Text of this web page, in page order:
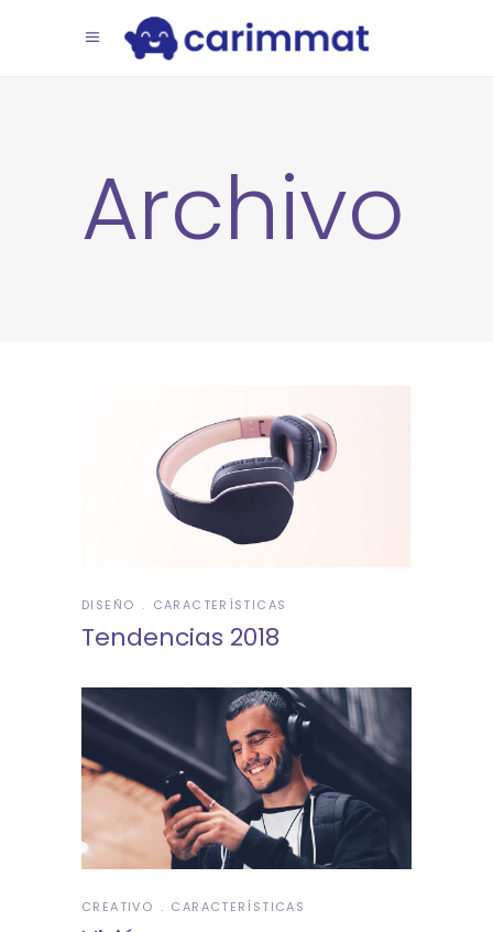
Archivo
DISEÑO CARACTERÍSTICAS
Tendencias 2018
CREATIVO CARACTERÍSTICAS